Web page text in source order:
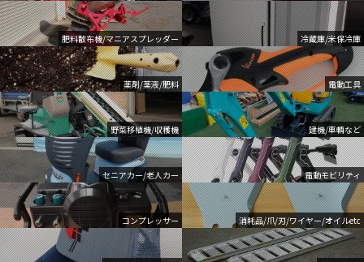
肥料散布機/マニアスプレッダー 冷蔵庫/米保冷庫
薬剤/薬液/肥料 電動工具
野菜移植機/収穫機 建機/車輌など
セニアカー/老人カー 電動モビリティ
コンプレッサー 消耗品/爪/刃/ワイヤー/オイルetc